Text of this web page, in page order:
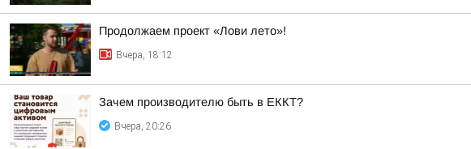
Продолжаем проект «Лови лето»!
Вчера, 18:12
Зачем производителю быть в ЕККТ?
Вчера, 20:26